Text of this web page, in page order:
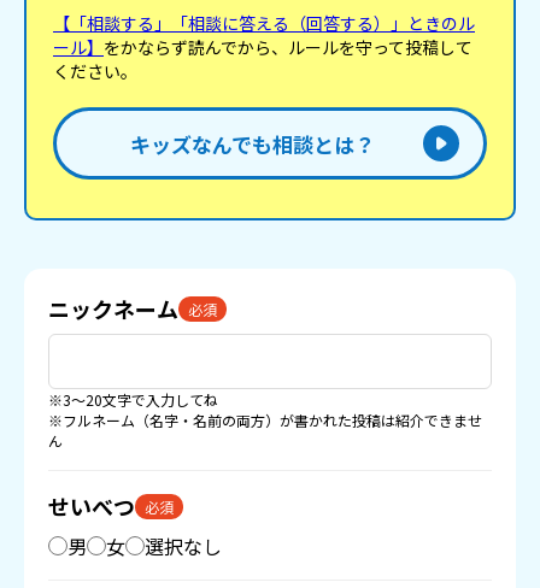
【「相談する」「相談に答える（回答する）」ときのル
ール】 をかならず読んでから、ルールを守って投稿して
ください。
キッズなんでも相談とは？
ニックネーム 必須
※3〜20文字で入力してね
※フルネーム（名字・名前の両方）が書かれた投稿は紹介できませ
ん
せいべつ 必須
男 女 選択なし